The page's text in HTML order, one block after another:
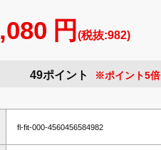
円(税抜:982)
49ポイント ※ポイント5倍
fl-fit-000-4560456584982